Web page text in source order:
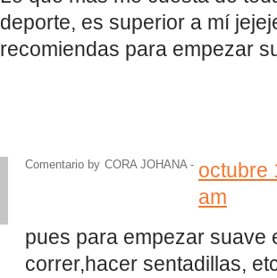
deporte, es superior a mí
recomiendas para empezar
Comentario by CORA JOHANA - octubre
am
pues para empezar suave
correr,hacer sentadillas,